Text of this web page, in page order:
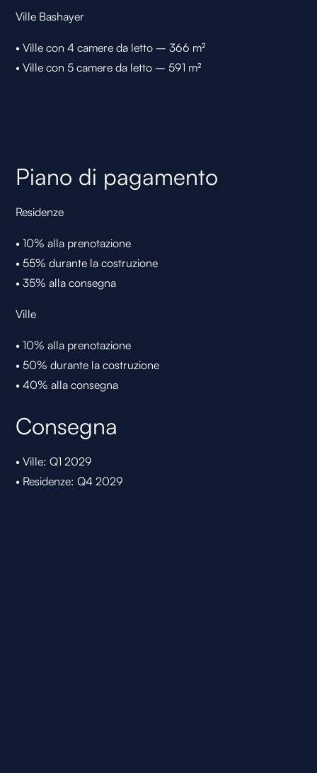
Ville Bashayer
• Ville con 4 camere da letto – 366 m²
• Ville con 5 camere da letto – 591 m²
Piano di pagamento
Residenze
• 10% alla prenotazione
• 55% durante la costruzione
• 35% alla consegna
Ville
• 10% alla prenotazione
• 50% durante la costruzione
• 40% alla consegna
Consegna
• Ville: Q1 2029
• Residenze: Q4 2029